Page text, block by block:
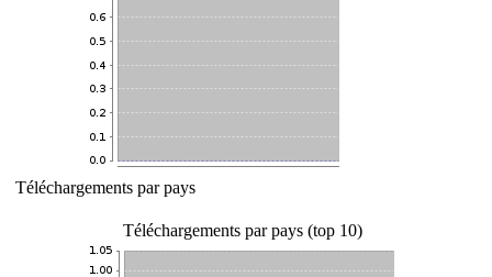
Téléchargements par pays
Téléchargements par pays (top 10)